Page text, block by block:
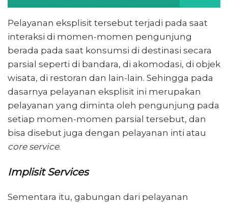
Pelayanan eksplisit tersebut terjadi pada saat
interaksi di momen-momen pengunjung
berada pada saat konsumsi di destinasi secara
parsial seperti di bandara, di akomodasi, di objek
wisata, di restoran dan lain-lain. Sehingga pada
dasarnya pelayanan eksplisit ini merupakan
pelayanan yang diminta oleh pengunjung pada
setiap momen-momen parsial tersebut, dan
bisa disebut juga dengan pelayanan inti atau
core service.
Implisit Services
Sementara itu, gabungan dari pelayanan